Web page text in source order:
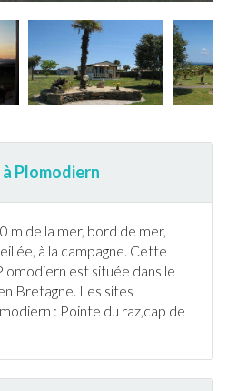
Plomodiern
m de la mer, bord de mer,
à la campagne. Cette
est située dans le
Bretagne. Les sites
: Pointe du raz,cap de